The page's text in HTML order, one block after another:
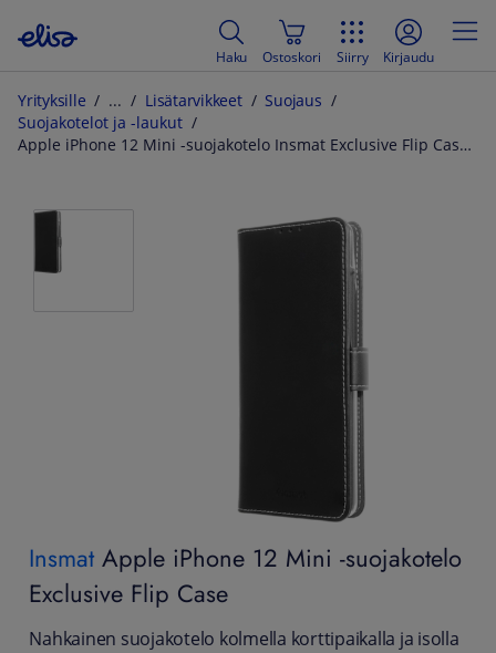
Haku Ostoskori Siirry Kirjaudu
Yrityksille Lisätarvikkeet
Suojaus
Suojakotelot ja -laukut
Apple iPhone 12 Mini -suojakotelo Insmat Exclusive Flip Case
Insmat Apple iPhone 12 Mini -suojakotelo
Exclusive Flip Case
Nahkainen suojakotelo kolmella korttipaikalla ja isolla